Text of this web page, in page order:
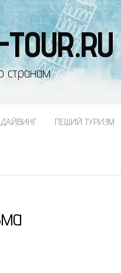
странам
ДАЙВИНГ ПЕШИЙ ТУРИЗМ